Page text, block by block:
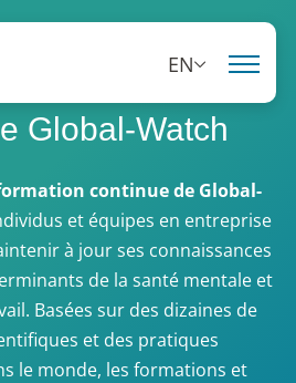
EN
Global-Watch
continue de Global-
et équipes en entreprise
à jour ses connaissances
de la santé mentale et
Basées sur des dizaines de
et des pratiques
le monde, les formations et